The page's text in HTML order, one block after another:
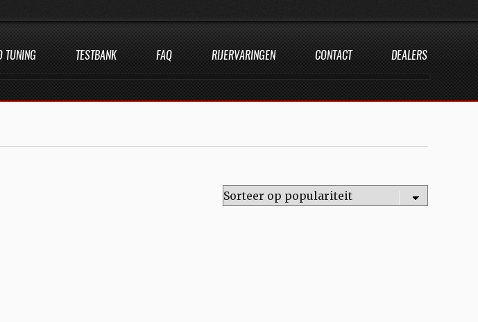
TUNING TESTBANK FAQ RIJERVARINGEN CONTACT DEALERS